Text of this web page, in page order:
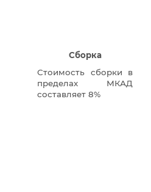
Сборка
Стоимость сборки в
пределах МКАД
составляет 8%